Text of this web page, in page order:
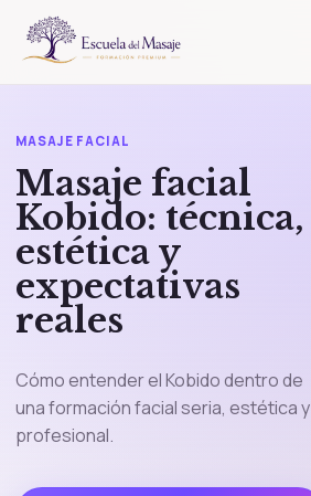
MASAJE FACIAL
Masaje facial
Kobido: técnica,
estética y
expectativas
reales
Cómo entender el Kobido dentro de
una formación facial seria, estética y
profesional.